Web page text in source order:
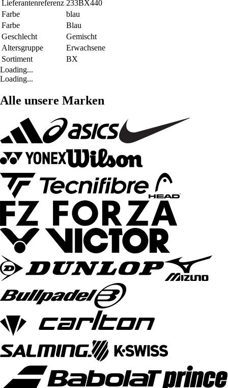
Lieferantenreferenz 233BX440
Farbe
blau
Farbe
Blau
Geschlecht
Gemischt
Altersgruppe
Erwachsene
Sortiment
BX
Loading...
Loading...
Alle unsere Marken